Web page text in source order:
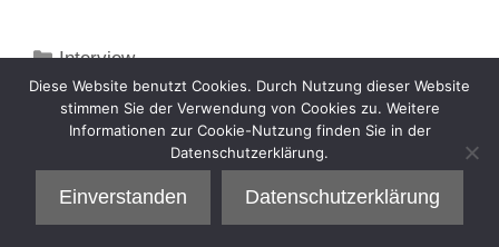
Kategorien
Interview
Diese Website benutzt Cookies. Durch Nutzung dieser Website
stimmen Sie der Verwendung von Cookies zu. Weitere
Informationen zur Cookie-Nutzung finden Sie in der
Datenschutzerklärung.
Einverstanden Datenschutzerklärung